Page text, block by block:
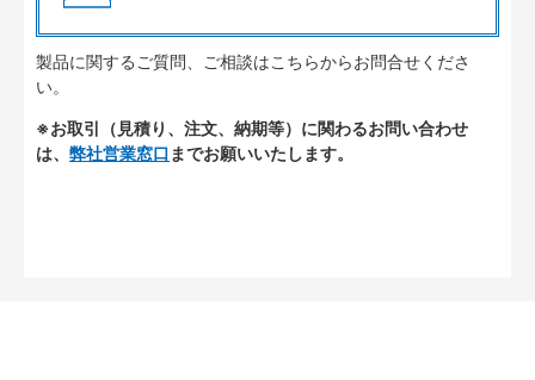
製品に関するご質問、ご相談はこちらからお問合せくださ
い。
※お取引（見積り、注文、納期等）に関わるお問い合わせ
は、 弊社営業窓口 までお願いいたします。